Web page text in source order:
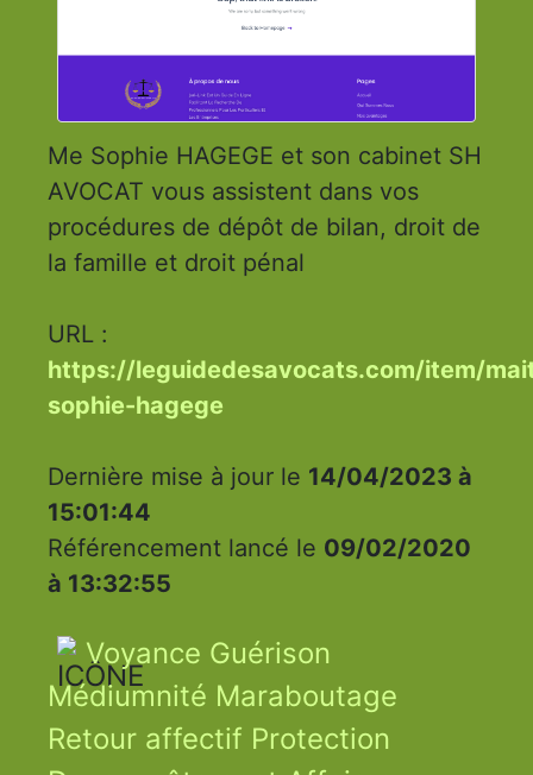
Me Sophie HAGEGE et son cabinet SH
AVOCAT vous assistent dans vos
procédures de dépôt de bilan, droit de
la famille et droit pénal
URL :
https://leguidedesavocats.com/item/
sophie-hagege
Dernière mise à jour le 14/04/2023 à
15:01:44
Référencement lancé le 09/02/2020
à 13:32:55
Voyance Guérison
Médiumnité Maraboutage
Retour affectif Protection